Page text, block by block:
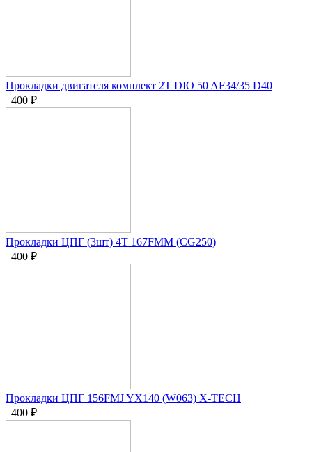
Прокладки двигателя комплект 2Т DIO 50 AF34/35 D40
400 ₽
Прокладки ЦПГ (3шт) 4T 167FMM (CG250)
400 ₽
Прокладки ЦПГ 156FMJ YX140 (W063) X-TECH
400 ₽